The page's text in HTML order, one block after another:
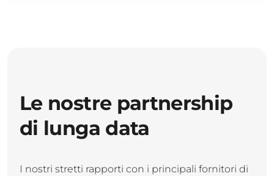
Le nostre partnership
di lunga data
I nostri stretti rapporti con i principali fornitori di